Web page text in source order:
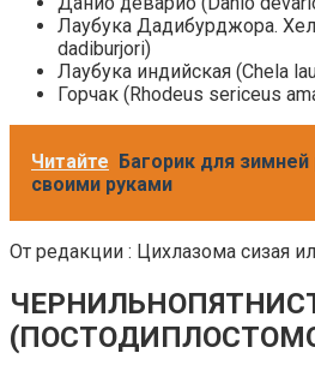
Лаубука Дадибурджора.
dadiburjori)
Лаубука индийская (Chela
Горчак (Rhodeus sericeus
Читайте
Багорик для
своими руками
От редакции : Цихлазома сизая